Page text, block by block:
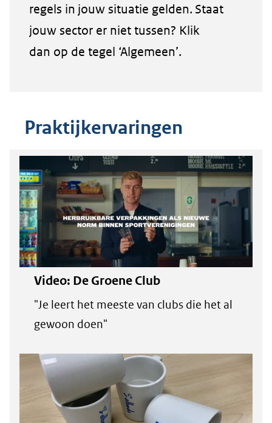
regels in jouw situatie gelden. Staat
jouw sector er niet tussen? Klik
dan op de tegel ‘Algemeen’.
Praktijkervaringen
Video: De Groene Club
"Je leert het meeste van clubs die het al
gewoon doen"